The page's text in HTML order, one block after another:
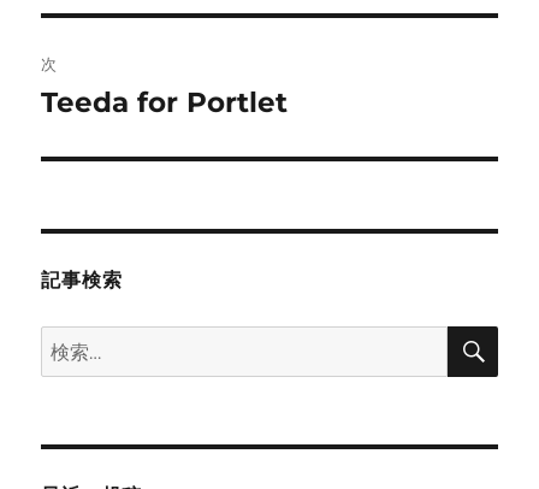
ビ
ゲ
ー
投
稿:
次
次
投
Teeda for Portlet
記事検索
検
索:
検